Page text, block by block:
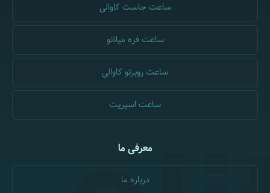
ساعت جاست کاوالی
ساعت فره میلانو
ساعت روبرتو کاوالی
ساعت اسپریت
معرفی ما
درباره ما